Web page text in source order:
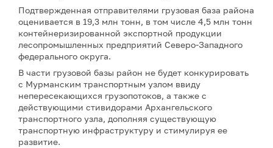
Подтвержденная отправителями грузовая база района
оценивается в 19,3 млн тонн, в том числе 4,5 млн тонн
контейнеризированной экспортной продукции
лесопромышленных предприятий Северо-Западного
федерального округа.
В части грузовой базы район не будет конкурировать
с Мурманским транспортным узлом ввиду
непересекающихся грузопотоков, а также с
действующими стивидорами Архангельского
транспортного узла, дополняя существующую
транспортную инфраструктуру и стимулируя ее
развитие.